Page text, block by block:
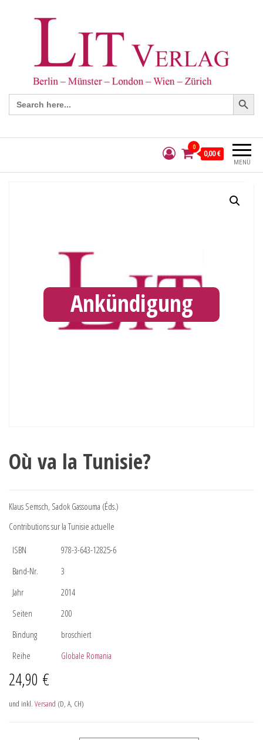
Search
for:
Search Button
MENÜ
0
0,00 €
Ankündigung
Où va la Tunisie?
Klaus Semsch, Sadok Gassouma (Éds.)
Contributions sur la Tunisie actuelle
ISBN
978-3-643-12825-6
Band-Nr.
3
Jahr
2014
Seiten
200
Bindung
broschiert
Reihe
Globale Romania
24,90 €
und inkl. Versand (D, A, CH)